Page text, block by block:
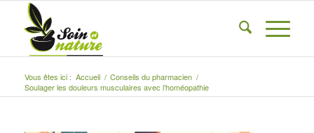
Vous êtes ici : Accueil / Conseils du pharmacien /
Soulager les douleurs musculaires avec l’homéopathie